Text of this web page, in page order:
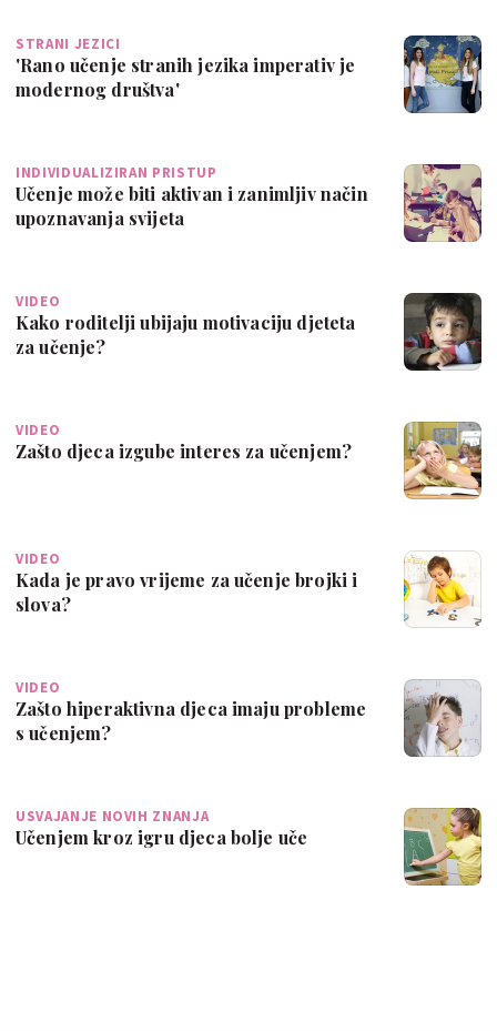
STRANI JEZICI
'Rano učenje stranih jezika imperativ je
modernog društva'
INDIVIDUALIZIRAN PRISTUP
Učenje može biti aktivan i zanimljiv način
upoznavanja svijeta
VIDEO
Kako roditelji ubijaju motivaciju djeteta
za učenje?
VIDEO
Zašto djeca izgube interes za učenjem?
VIDEO
Kada je pravo vrijeme za učenje brojki i
slova?
VIDEO
Zašto hiperaktivna djeca imaju probleme
s učenjem?
USVAJANJE NOVIH ZNANJA
Učenjem kroz igru djeca bolje uče